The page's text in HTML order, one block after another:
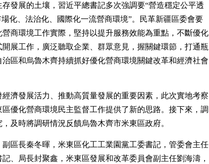
發展的土壤，習近平總書記多次強調要“營造穩定公平透
化、法治化、國際化一流營商環境”。民革新疆區委會要
商環境工作實際，堅持以提升服務效能為重點，不斷優化
展工作，廣泛聽取企業、群眾意見，握關鍵環節，打通瓶
區和烏魯木齊持續抓好優化營商環境關鍵改革和經濟社會
濟發展活力、推動高質量發展的重要因素，此次實地考察
優化營商環境民主監督工作提供了新的思路。接下來，調
及時將調研情況反饋烏魯木齊市米東區政府。
區長秦冬暉，米東區化工工業園黨工委書記，管委會主任
、局長封聚鑫，米東區發展和改革委員會副主任劉海濤，